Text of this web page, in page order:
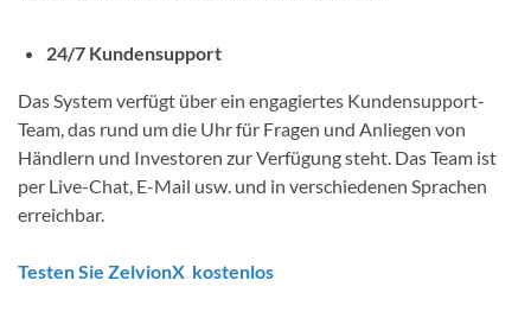
24/7 Kundensupport
Das System verfügt über ein engagiertes Kundensupport-
Team, das rund um die Uhr für Fragen und Anliegen von
Händlern und Investoren zur Verfügung steht. Das Team ist
per Live-Chat, E-Mail usw. und in verschiedenen Sprachen
erreichbar.
Testen Sie ZelvionX kostenlos